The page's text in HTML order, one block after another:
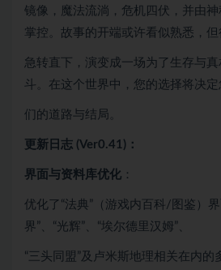
镜像，魔法流淌，危机四伏，并由
掌控。故事的开端或许看似熟悉，但
急转直下，演变成一场为了生存与
斗。在这个世界中，您的选择将决定
们的道路与结局。
更新日志 (Ver0.41)：
界面与资料库优化 ：
优化了“法典”（游戏内百科/图鉴）
界”、“光辉”、“埃尔德里汉姆”、
“三头同盟”及卢米斯地理相关在内的